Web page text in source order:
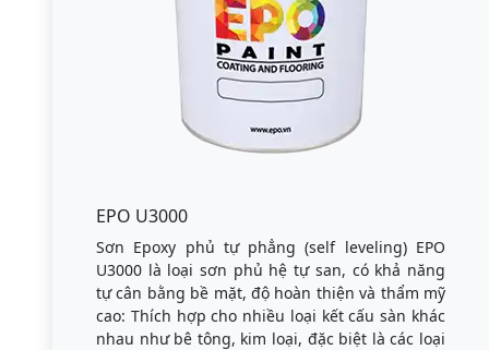
EPO U3000
Sơn Epoxy phủ tự phẳng (self leveling) EPO
U3000 là loại sơn phủ hệ tự san, có khả năng
tự cân bằng bề mặt, độ hoàn thiện và thẩm mỹ
cao: Thích hợp cho nhiều loại kết cấu sàn khác
nhau như bê tông, kim loại, đặc biệt là các loại